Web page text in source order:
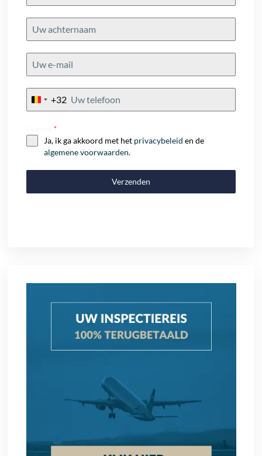
Belgium
+32
Consent*
Ja, ik ga akkoord met het privacybeleid en de
algemene voorwaarden.
Verzenden